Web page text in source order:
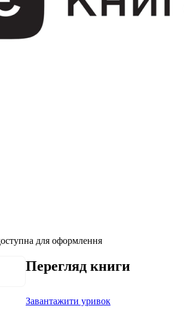
для оформлення
Перегляд книги
Завантажити уривок